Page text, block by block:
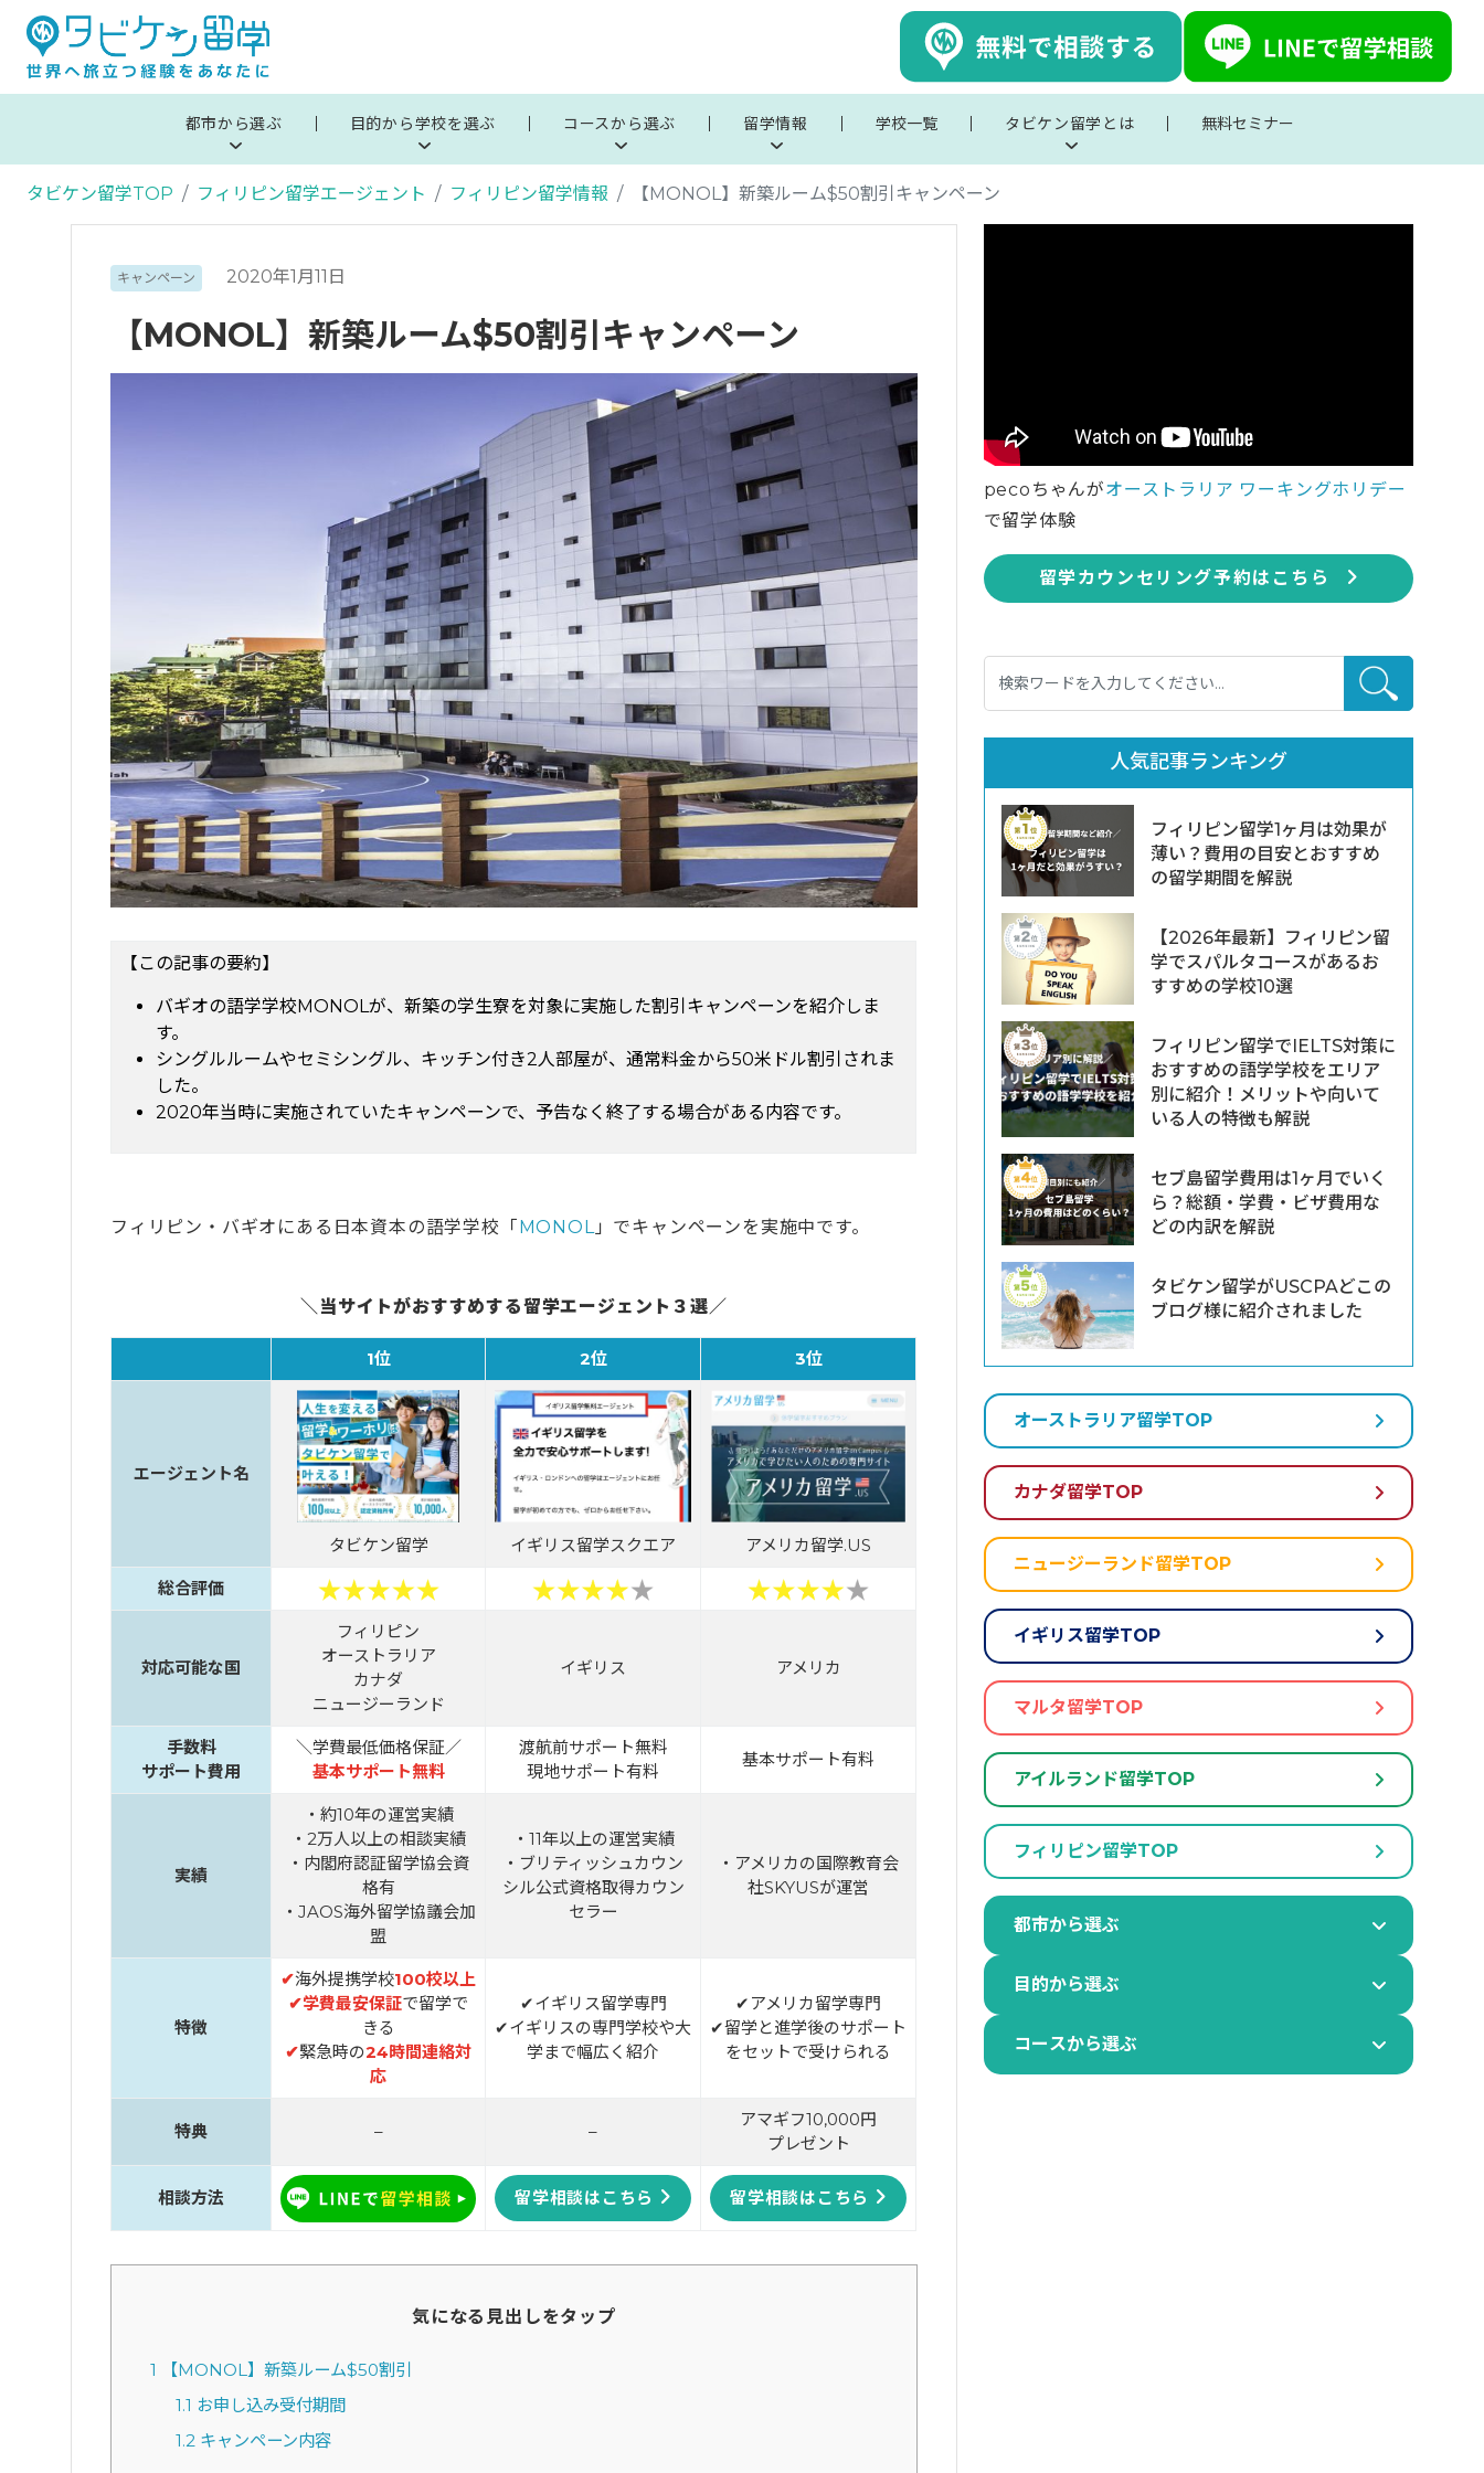
都市から選ぶ 目的から学校を選ぶ コースから選ぶ 留学情報 学校一覧 タビケン留学とは 無料セミナー
タビケン留学TOP フィリピン留学エージェント フィリピン留学情報 【MONOL】新築ルーム$50割引キャンペーン
キャンペーン 2020年1月11日
【MONOL】新築ルーム$50割引キャンペーン
【この記事の要約】
バギオの語学学校MONOLが、新築の学生寮を対象に実施した割引キャンペーンを紹介しま
す。
シングルルームやセミシングル、キッチン付き2人部屋が、通常料金から50米ドル割引されま
した。
2020年当時に実施されていたキャンペーンで、予告なく終了する場合がある内容です。
フィリピン・バギオにある日本資本の語学学校「 MONOL」でキャンペーンを実施中です。
＼当サイトがおすすめする留学エージェント３選／
1位 2位 3位
エージェント名
タビケン留学 イギリス留学スクエア アメリカ留学.US
総合評価
対応可能な国
フィリピン
オーストラリア
カナダ
ニュージーランド
イギリス アメリカ
手数料
サポート費用
＼学費最低価格保証／
基本サポート無料
渡航前サポート無料
現地サポート有料
基本サポート有料
実績
・約10年の運営実績
・2万人以上の相談実績
・内閣府認証留学協会資
格有
・JAOS海外留学協議会加
盟
・11年以上の運営実績
・ブリティッシュカウン
シル公式資格取得カウン
セラー
・アメリカの国際教育会
社SKYUSが運営
特徴
✔海外提携学校100校以上
✔学費最安保証で留学で
きる
✔緊急時の24時間連絡対
応
✔イギリス留学専門
✔イギリスの専門学校や大
学まで幅広く紹介
✔アメリカ留学専門
✔留学と進学後のサポート
をセットで受けられる
特典 – –
アマギフ10,000円
プレゼント
相談方法 留学相談はこちら 留学相談はこちら
気になる見出しをタップ
1
【MONOL】新築ルーム$50割引
1.1 お申し込み受付期間
1.2キャンペーン内容
pecoちゃんがオーストラリア ワーキングホリデー
で留学体験
留学カウンセリング予約はこちら
人気記事ランキング
フィリピン留学1ヶ月は効果が
薄い？費用の目安とおすすめ
の留学期間を解説
【2026年最新】フィリピン留
学でスパルタコースがあるお
すすめの学校10選
フィリピン留学でIELTS対策に
おすすめの語学学校をエリア
別に紹介！メリットや向いて
いる人の特徴も解説
セブ島留学費用は1ヶ月でいく
ら？総額・学費・ビザ費用な
どの内訳を解説
タビケン留学がUSCPAどこの
ブログ様に紹介されました
オーストラリア留学TOP
カナダ留学TOP
ニュージーランド留学TOP
イギリス留学TOP
マルタ留学TOP
アイルランド留学TOP
フィリピン留学TOP
都市から選ぶ
目的から選ぶ
コースから選ぶ